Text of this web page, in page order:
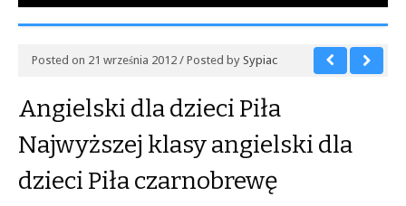
Posted on 21 września 2012 / Posted by Sypiac
Angielski dla dzieci Piła
Najwyższej klasy angielski dla
dzieci Piła czarnobrewę